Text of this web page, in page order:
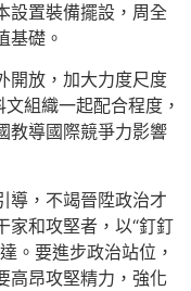
設置裝備擺設，周全
基礎。
開放，加大力度尺度
組織一起配合程度，
教導國際競爭力影響
導，不竭晉陞政治才
家和攻堅者，以“釘釘
。要進步政治站位，
高昂攻堅精力，強化